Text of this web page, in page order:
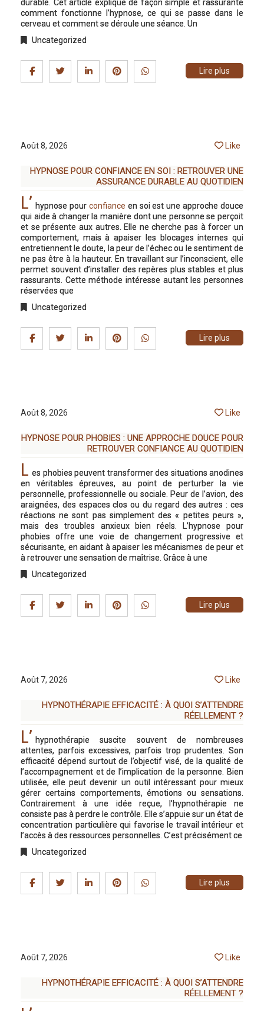
durable. Cet article explique de façon simple et rassurante
comment fonctionne l’hypnose, ce qui se passe dans le
cerveau et comment se déroule une séance. Un
Uncategorized
Lire plus
Août 8, 2026 Like
HYPNOSE POUR CONFIANCE EN SOI : RETROUVER UNE
ASSURANCE DURABLE AU QUOTIDIEN
L’ hypnose pour confiance en soi est une approche douce
qui aide à changer la manière dont une personne se perçoit
et se présente aux autres. Elle ne cherche pas à forcer un
comportement, mais à apaiser les blocages internes qui
entretiennent le doute, la peur de l’échec ou le sentiment de
ne pas être à la hauteur. En travaillant sur l’inconscient, elle
permet souvent d’installer des repères plus stables et plus
rassurants. Cette méthode intéresse autant les personnes
réservées que
Uncategorized
Lire plus
Août 8, 2026 Like
HYPNOSE POUR PHOBIES : UNE APPROCHE DOUCE POUR
RETROUVER CONFIANCE AU QUOTIDIEN
L es phobies peuvent transformer des situations anodines
en véritables épreuves, au point de perturber la vie
personnelle, professionnelle ou sociale. Peur de l’avion, des
araignées, des espaces clos ou du regard des autres : ces
réactions ne sont pas simplement des « petites peurs »,
mais des troubles anxieux bien réels. L’hypnose pour
phobies offre une voie de changement progressive et
sécurisante, en aidant à apaiser les mécanismes de peur et
à retrouver une sensation de maîtrise. Grâce à une
Uncategorized
Lire plus
Août 7, 2026 Like
HYPNOTHÉRAPIE EFFICACITÉ : À QUOI S’ATTENDRE
RÉELLEMENT ?
L’ hypnothérapie suscite souvent de nombreuses
attentes, parfois excessives, parfois trop prudentes. Son
efficacité dépend surtout de l’objectif visé, de la qualité de
l’accompagnement et de l’implication de la personne. Bien
utilisée, elle peut devenir un outil intéressant pour mieux
gérer certains comportements, émotions ou sensations.
Contrairement à une idée reçue, l’hypnothérapie ne
consiste pas à perdre le contrôle. Elle s’appuie sur un état de
concentration particulière qui favorise le travail intérieur et
l’accès à des ressources personnelles. C’est précisément ce
Uncategorized
Lire plus
Août 7, 2026 Like
HYPNOTHÉRAPIE EFFICACITÉ : À QUOI S’ATTENDRE
RÉELLEMENT ?